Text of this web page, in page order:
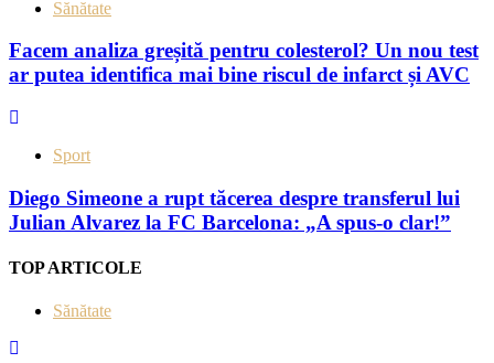
Sănătate
Facem analiza greșită pentru colesterol? Un nou test
ar putea identifica mai bine riscul de infarct și AVC
Sport
Diego Simeone a rupt tăcerea despre transferul lui
Julian Alvarez la FC Barcelona: „A spus-o clar!”
TOP ARTICOLE
Sănătate